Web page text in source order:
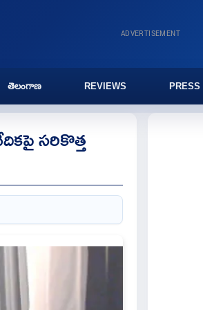
ADVERTISEMENT
తెలంగాణ REVIEWS PRESS
సరికొత్త